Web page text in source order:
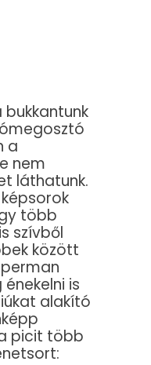
a
nem
láthatunk.
több
szívből
között
is
alakító
picit több